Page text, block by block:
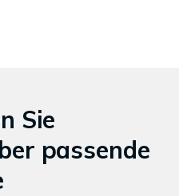
Sie
passende